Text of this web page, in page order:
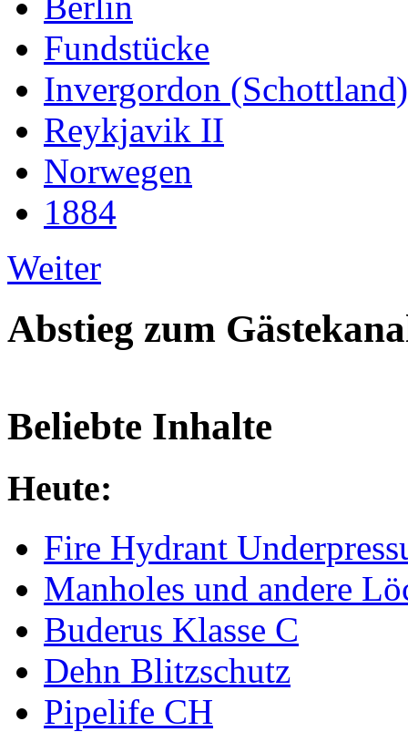
Fundstücke
Invergordon (Schottland)
Reykjavik II
Norwegen
1884
Weiter
Abstieg zum
Beliebte Inhalte
Heute:
Fire Hydrant
Manholes und andere
Buderus Klasse C
Dehn Blitzschutz
Pipelife CH